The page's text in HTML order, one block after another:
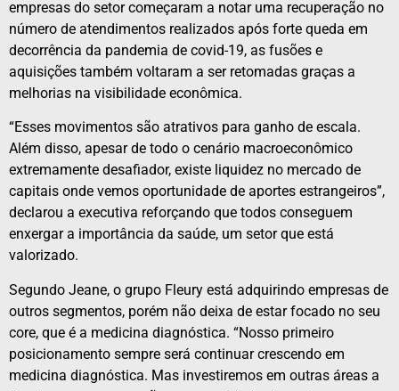
empresas do setor começaram a notar uma recuperação no
número de atendimentos realizados após forte queda em
decorrência da pandemia de covid-19, as fusões e
aquisições também voltaram a ser retomadas graças a
melhorias na visibilidade econômica.
“Esses movimentos são atrativos para ganho de escala.
Além disso, apesar de todo o cenário macroeconômico
extremamente desafiador, existe liquidez no mercado de
capitais onde vemos oportunidade de aportes estrangeiros”,
declarou a executiva reforçando que todos conseguem
enxergar a importância da saúde, um setor que está
valorizado.
Segundo Jeane, o grupo Fleury está adquirindo empresas de
outros segmentos, porém não deixa de estar focado no seu
core, que é a medicina diagnóstica. “Nosso primeiro
posicionamento sempre será continuar crescendo em
medicina diagnóstica. Mas investiremos em outras áreas a